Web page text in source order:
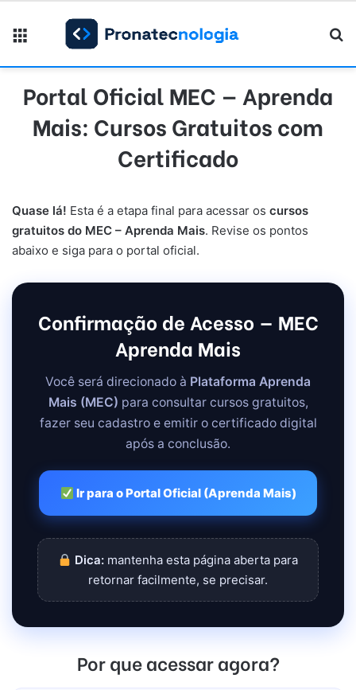
Portal Oficial MEC — Aprenda
Mais: Cursos Gratuitos com
Certificado
Quase lá! Esta é a etapa final para acessar os cursos
gratuitos do MEC – Aprenda Mais. Revise os pontos
abaixo e siga para o portal oficial.
Confirmação de Acesso — MEC
Aprenda Mais
Você será direcionado à Plataforma Aprenda
Mais (MEC) para consultar cursos gratuitos,
fazer seu cadastro e emitir o certificado digital
após a conclusão.
Ir para o Portal Oficial (Aprenda Mais)
Dica: mantenha esta página aberta para
retornar facilmente, se precisar.
Por que acessar agora?